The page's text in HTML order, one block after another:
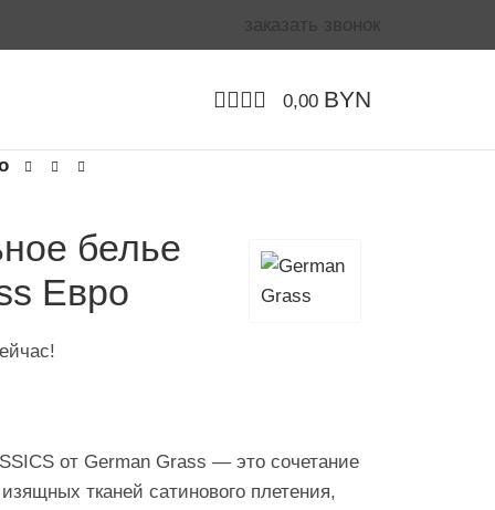
заказать звонок
0,00 BYN
белье
Евро
от German Grass — это сочетание
тканей сатинового плетения,